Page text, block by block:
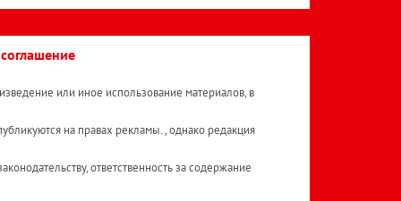
или иное использование материалов, в
на правах рекламы. , однако редакция
ответственность за содержание